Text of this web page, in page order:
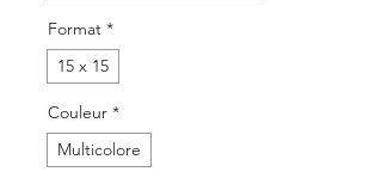
Format *
15 x 15
Couleur *
Multicolore